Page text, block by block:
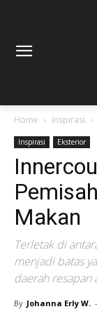
Home Inspirasi
Inspirasi Eksterior
Makan
Terletak di
menjadi batas
daerah resapan
By Johanna Erly W. -